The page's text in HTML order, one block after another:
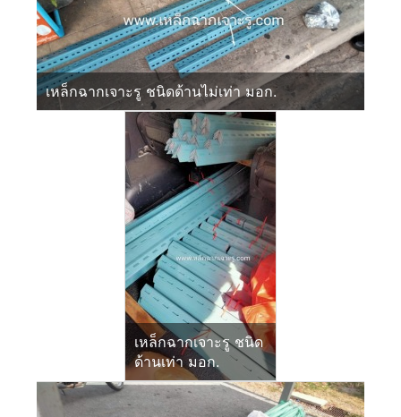
เหล็กฉากเจาะรู ชนิดด้านไม่เท่า มอก.
เหล็กฉากเจาะรู ชนิด
ด้านเท่า มอก.